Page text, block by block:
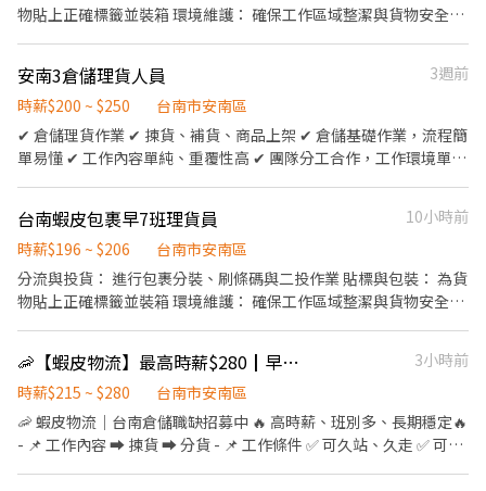
熙-Lisa 麗莎專員 1對1專人為您服務☺️ 你認真上班❤️我快馬加鞭安
物貼上正確標籤並裝箱 環境維護： 確保工作區域整潔與貨物安全擺
安南3倉儲理貨人員
3週前
時薪$200 ~ $250
台南市安南區
✔ 倉儲理貨作業 ✔ 揀貨、補貨、商品上架 ✔ 倉儲基礎作業，流程簡
單易懂 ✔ 工作內容單純、重覆性高 ✔ 團隊分工合作，工作環境單純
台南蝦皮包裹早7班理貨員
10小時前
時薪$196 ~ $206
台南市安南區
分流與投貨： 進行包裹分裝、刷條碼與二投作業 貼標與包裝： 為貨
物貼上正確標籤並裝箱 環境維護： 確保工作區域整潔與貨物安全擺
🦐【蝦皮物流】最高時薪$280┃早晚夜班任選🦐
3小時前
時薪$215 ~ $280
台南市安南區
🦐 蝦皮物流｜台南倉儲職缺招募中 🔥 高時薪、班別多、長期穩定🔥
- 📌 工作內容 ➡️ 揀貨 ➡️ 分貨 - 📌 工作條件 ✅ 可久站、久走 ✅ 可搬